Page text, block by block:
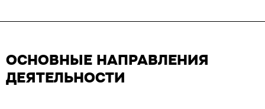
ОСНОВНЫЕ НАПРАВЛЕНИЯ
ДЕЯТЕЛЬНОСТИ